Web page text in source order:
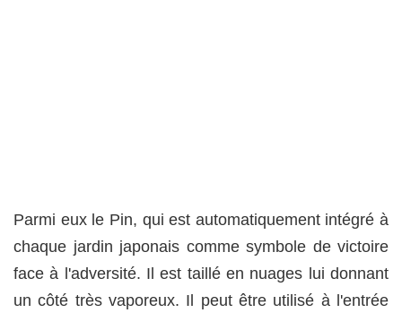
Parmi eux le Pin, qui est automatiquement intégré à
chaque jardin japonais comme symbole de victoire
face à l'adversité. Il est taillé en nuages lui donnant
un côté très vaporeux. Il peut être utilisé à l'entrée